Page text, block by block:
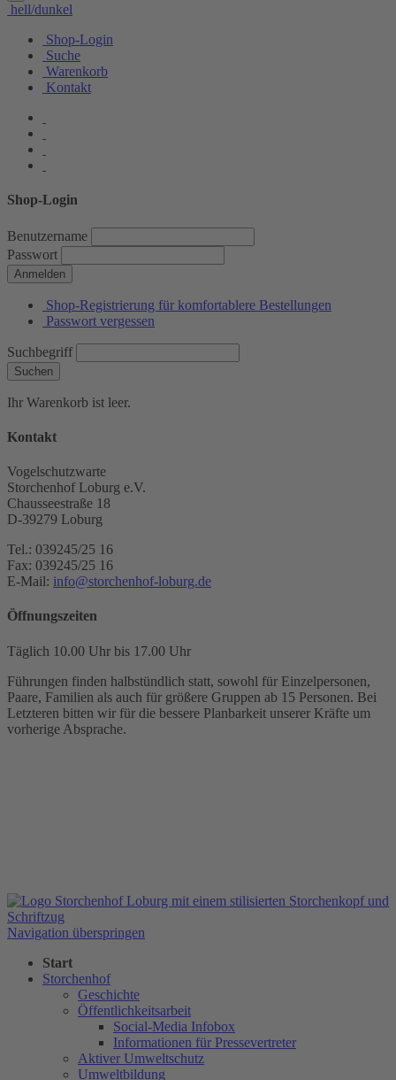
hell/dunkel
Shop-Login
Suche
Warenkorb
Kontakt
Shop-Login
Benutzername
Passwort
Anmelden
Shop-Registrierung für komfortablere Bestellungen
Passwort vergessen
Suchbegriff
Suchen
Ihr Warenkorb ist leer.
Kontakt
Vogelschutzwarte
Storchenhof Loburg e.V.
Chausseestraße 18
D-39279 Loburg
Tel.: 039245/25 16
Fax: 039245/25 16
E-Mail: info@storchenhof-loburg.de
Öffnungszeiten
Täglich 10.00 Uhr bis 17.00 Uhr
Führungen finden halbstündlich statt, sowohl für Einzelpersonen,
Paare, Familien als auch für größere Gruppen ab 15 Personen. Bei
Letzteren bitten wir für die bessere Planbarkeit unserer Kräfte um
vorherige Absprache.
Navigation überspringen
Start
Storchenhof
Geschichte
Öffentlichkeitsarbeit
Social-Media Infobox
Informationen für Pressevertreter
Aktiver Umweltschutz
Umweltbildung